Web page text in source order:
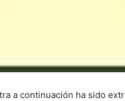
a continuación ha sido